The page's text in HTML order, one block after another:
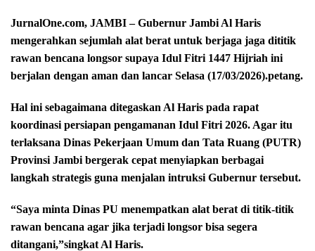
JurnalOne.com, JAMBI – Gubernur Jambi Al Haris
mengerahkan sejumlah alat berat untuk berjaga jaga dititik
rawan bencana longsor supaya Idul Fitri 1447 Hijriah ini
berjalan dengan aman dan lancar Selasa (17/03/2026).petang.
Hal ini sebagaimana ditegaskan Al Haris pada rapat
koordinasi persiapan pengamanan Idul Fitri 2026. Agar itu
terlaksana Dinas Pekerjaan Umum dan Tata Ruang (PUTR)
Provinsi Jambi bergerak cepat menyiapkan berbagai
langkah strategis guna menjalan intruksi Gubernur tersebut.
“Saya minta Dinas PU menempatkan alat berat di titik-titik
rawan bencana agar jika terjadi longsor bisa segera
ditangani,”singkat Al Haris.